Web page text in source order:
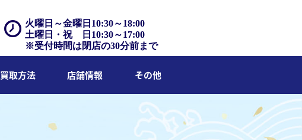
火曜日～金曜日10:30～18:00
土曜日・祝 日10:30～17:00
※受付時間は閉店の30分前まで
買取方法 店舗情報 その他